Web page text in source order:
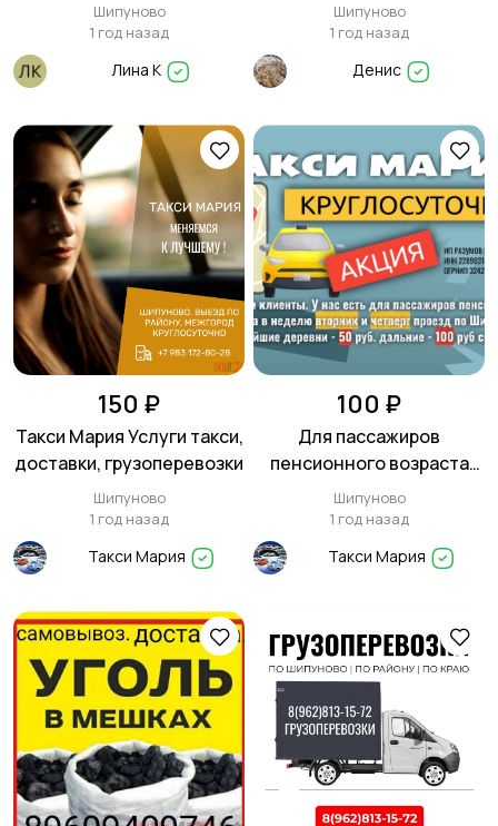
Шипуново
1 год назад
Лина К
Шипуново
1 год назад
Денис
150 ₽
Такси Мария Услуги такси,
доставки, грузоперевозки
Шипуново
1 год назад
Такси Мария
100 ₽
Для пассажиров
пенсионного возраста
скидка
Шипуново
1 год назад
Такси Мария